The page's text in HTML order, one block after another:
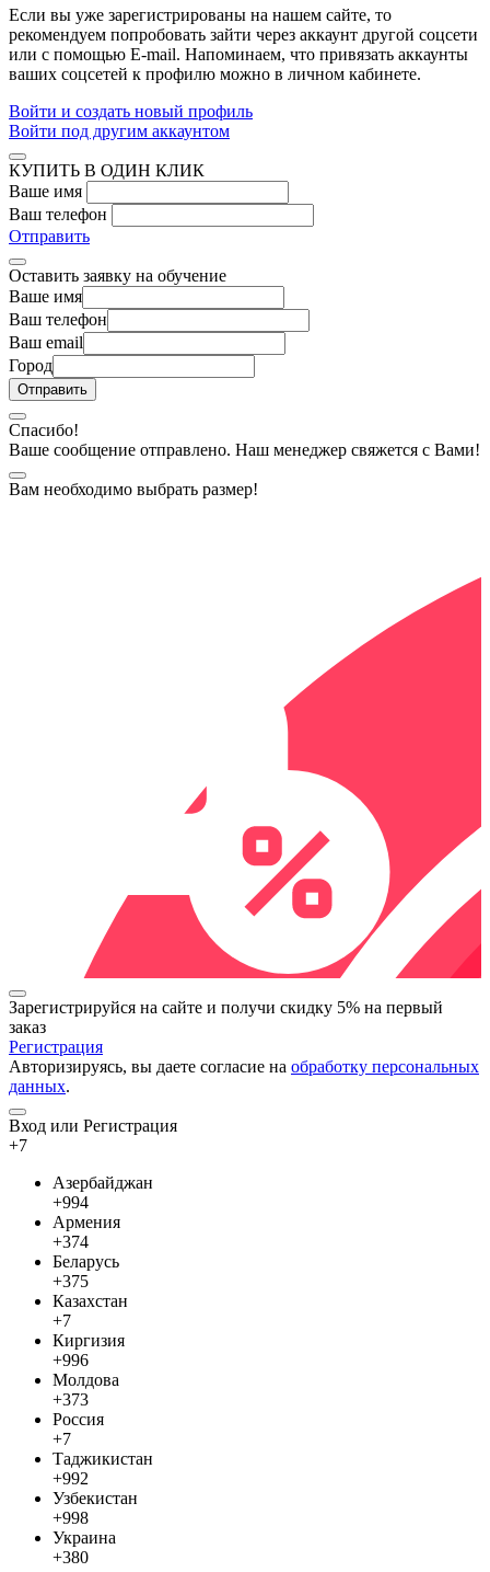
Если вы уже зарегистрированы на нашем сайте, то
рекомендуем попробовать зайти через аккаунт другой соцсети
или с помощью E-mail. Напоминаем, что привязать аккаунты
ваших соцсетей к профилю можно в личном кабинете.
Войти и создать новый профиль
Войти под другим аккаунтом
КУПИТЬ В ОДИН КЛИК
Ваше имя
Ваш телефон
Отправить
Оставить заявку на обучение
Ваше имя
Ваш телефон
Ваш email
Город
Спасибо!
Ваше сообщение отправлено. Наш менеджер свяжется с Вами!
Вам необходимо выбрать размер!
Зарегистрируйся на сайте и получи скидку 5% на первый
заказ
Регистрация
Авторизируясь, вы даете согласие на обработку персональных
данных.
Вход или Регистрация
+7
Азербайджан
+994
Армения
+374
Беларусь
+375
Казахстан
+7
Киргизия
+996
Молдова
+373
Россия
+7
Таджикистан
+992
Узбекистан
+998
Украина
+380